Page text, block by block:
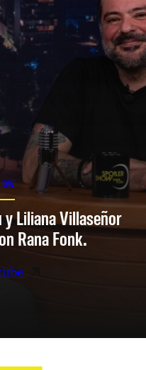
y Liliana Villaseñor
Rana Fonk.